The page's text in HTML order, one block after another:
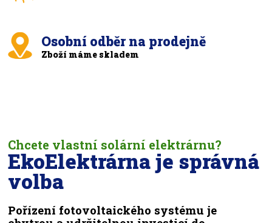
Osobní odběr na prodejně
Zboží máme skladem
Chcete vlastní solární elektrárnu?
EkoElektrárna je správná
volba
Pořízení fotovoltaického systému je